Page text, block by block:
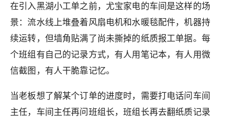
在引入黑湖小工单之前，尤宝家电的车间是这样的场
景：流水线上堆叠着风扇电机和水暖毯配件，机器持
续运转，但墙角贴满了尚未撕掉的纸质报工单据。每
个班组有自己的记录方式，有人用笔记本，有人用微
信截图，有人干脆靠记忆。
当老板想了解某个订单的进度时，需要打电话问车间
主任，车间主任再问班组长，班组长再去翻纸质记录